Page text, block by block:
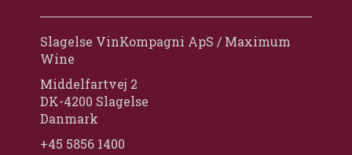
Slagelse VinKompagni ApS / Maximum
Wine
Middelfartvej 2
DK-4200 Slagelse
Danmark
+45 5856 1400